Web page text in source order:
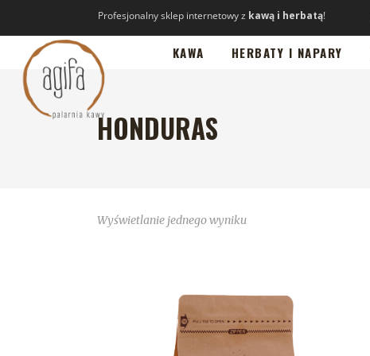
Profesjonalny sklep internetowy z kawą i herbatą!
KAWA HERBATY I NAPARY
HONDURAS
Wyświetlanie jednego wyniku